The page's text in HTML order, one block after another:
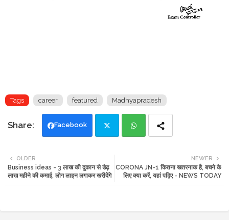
Tags career featured Madhyapradesh
Facebook
tte ats
NEWER
CORONA JN-1 कितना खतरनाक है, बचने के
लिए क्या करें, यहां पढ़िए - NEWS TODAY
OLDER
Business ideas - 3 लाख की दुकान से डेढ़
लाख महीने की कमाई, लोग लाइन लगाकर खरीदेंगे